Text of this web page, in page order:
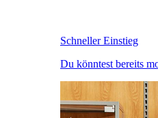
Schneller Einstieg
Du könntest bereits